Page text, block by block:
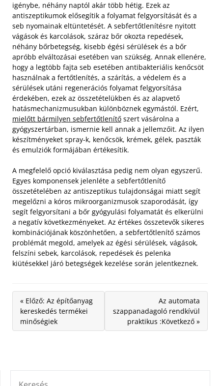
igénybe, néhány naptól akár több hétig. Ezek az
antiszeptikumok elősegítik a folyamat felgyorsítását és a
seb nyomainak eltüntetését. A sebfertőtlenítésre nyitott
vágások és karcolások, száraz bőr okozta repedések,
néhány bőrbetegség, kisebb égési sérülések és a bőr
apróbb elváltozásai esetében van szükség. Annak ellenére,
hogy a legtöbb fajta seb esetében antibakteriális kenőcsöt
használnak a fertőtlenítés, a szárítás, a védelem és a
sérülések utáni regenerációs folyamat felgyorsítása
érdekében, ezek az összetételükben és az alapvető
hatásmechanizmusukban különböznek egymástól. Ezért,
mielőtt bármilyen sebfertőtlenítő szert vásárolna a
gyógyszertárban, ismernie kell annak a jellemzőit. Az ilyen
készítményeket spray-k, kenőcsök, krémek, gélek, paszták
és emulziók formájában értékesítik.
A megfelelő opció kiválasztása pedig nem olyan egyszerű.
Egyes komponensek jelenléte a sebfertőtlenítő
összetételében az antiszeptikus tulajdonságai miatt segít
megelőzni a kóros mikroorganizmusok szaporodását, így
segít felgyorsítani a bőr gyógyulási folyamatát és elkerülni
a negatív következményeket. Az értékes összetevők sikeres
kombinációjának köszönhetően, a sebfertőtlenítő számos
problémát megold, amelyek az égési sérülések, vágások,
felszíni sebek, karcolások, repedések és pelenka
kiütésekkel járó betegségek kezelése során jelentkeznek.
« Előző: Az építőanyag
kereskedés termékei
minőségiek
Az automata
szappanadagoló rendkívül
praktikus :Következő »